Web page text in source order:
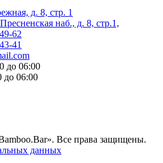
д. 8, стр. 1
наб., д. 8, стр.1,
62
41
до 06:00
до 06:00
Все права защищены.
данных